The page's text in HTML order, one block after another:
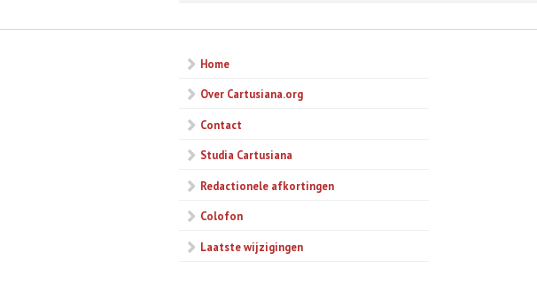
Home
Over Cartusiana.org
Contact
Studia Cartusiana
Redactionele afkortingen
Colofon
Laatste wijzigingen